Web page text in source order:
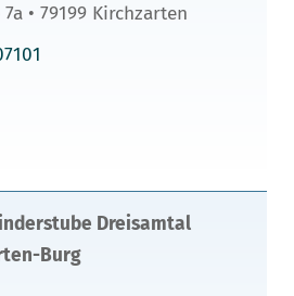
• 79199 Kirchzarten
Dreisamtal
Burg